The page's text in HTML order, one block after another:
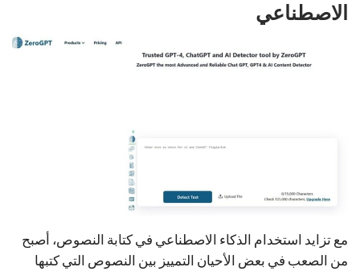
الاصطناعي
مع تزايد استخدام الذكاء الاصطناعي في كتابة النصوص، أصبح
من الصعب في بعض الأحيان التمييز بين النصوص التي كتبها